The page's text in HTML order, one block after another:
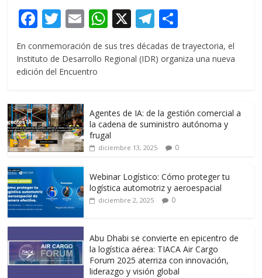
F
e
b
o
k
T
itt
er
E
m
ai
l
W
at
p
p
X T
el
e
m
o
m
ti
r
En conmemoración de sus tres décadas de trayectoria, el
Instituto de Desarrollo Regional (IDR) organiza una nueva
edición del Encuentro
Agentes de IA: de la gestión comercial a
la cadena de suministro autónoma y
frugal
diciembre 13, 2025 0
Webinar Logístico: Cómo proteger tu
logística automotriz y aeroespacial
diciembre 2, 2025 0
Abu Dhabi se convierte en epicentro de
la logística aérea: TIACA Air Cargo
Forum 2025 aterriza con innovación,
liderazgo y visión global